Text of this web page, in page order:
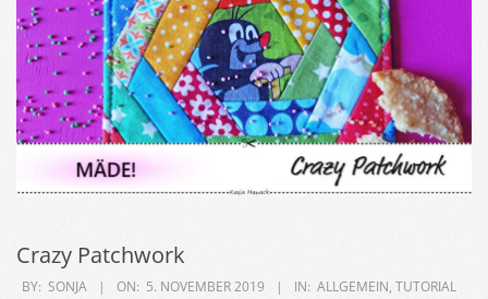
Crazy Patchwork
2019-
BY: SONJA ON: 5. NOVEMBER 2019 IN: ALLGEMEIN, TUTORIAL